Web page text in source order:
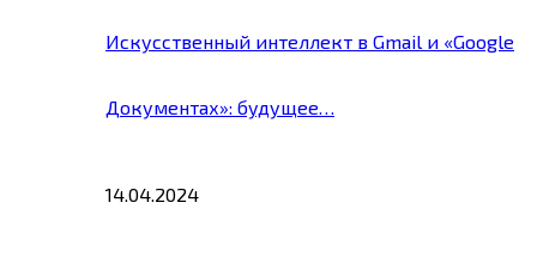
Искусственный интеллект в Gmail и «Google
Документах»: будущее…
14.04.2024